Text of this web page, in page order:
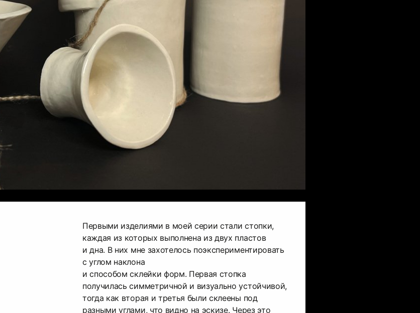
Первыми изделиями в моей серии стали стопки,
каждая из которых выполнена из двух пластов
и дна. В них мне захотелось поэкспериментировать
с углом наклона
и способом склейки форм. Первая стопка
получилась симметричной и визуально устойчивой,
тогда как вторая и третья были склеены под
разными углами, что видно на эскизе. Через это